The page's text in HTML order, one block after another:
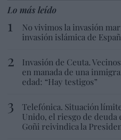
Lo más leído
No vivimos la invasión
invasión islámica de
Invasión de Ceuta.
en manada de una
edad: “Hay testigos”
Telefónica. Situación
Unido, el riesgo de deuda
Goñi reivindica la